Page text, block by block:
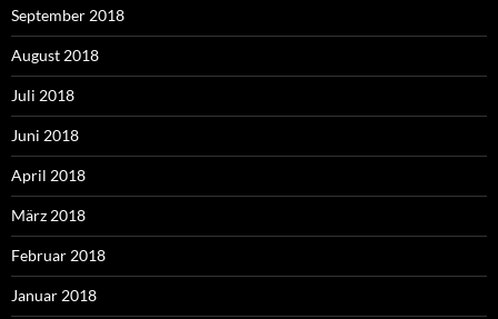
September 2018
August 2018
Juli 2018
Juni 2018
April 2018
März 2018
Februar 2018
Januar 2018